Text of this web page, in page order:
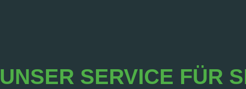
UNSER SERVICE FÜR